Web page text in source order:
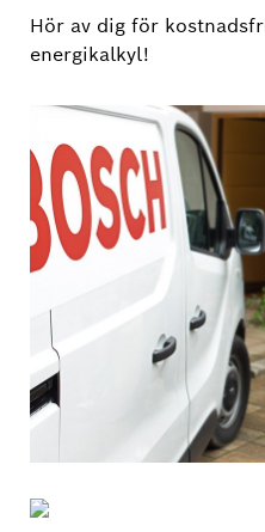
Hör av dig för
energikalkyl!